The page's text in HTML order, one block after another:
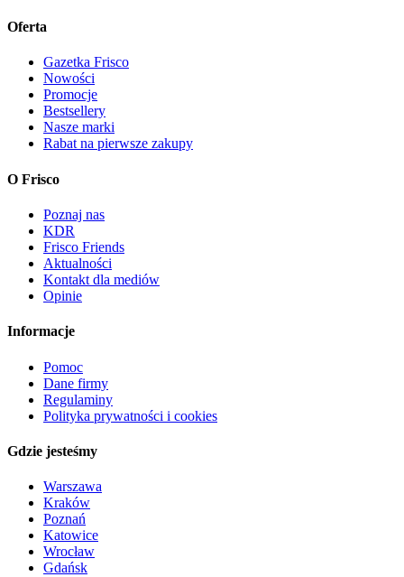
Oferta
Gazetka Frisco
Nowości
Promocje
Bestsellery
Nasze marki
Rabat na pierwsze zakupy
O Frisco
Poznaj nas
KDR
Frisco Friends
Aktualności
Kontakt dla mediów
Opinie
Informacje
Pomoc
Dane firmy
Regulaminy
Polityka prywatności i cookies
Gdzie jesteśmy
Warszawa
Kraków
Poznań
Katowice
Wrocław
Gdańsk